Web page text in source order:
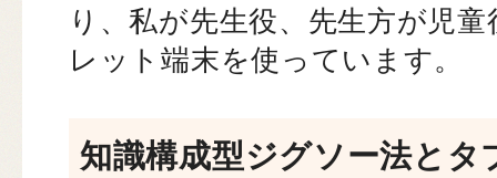
り、私が先生役、先生方が児
レット端末を使っています。
知識構成型ジグソー法とタ